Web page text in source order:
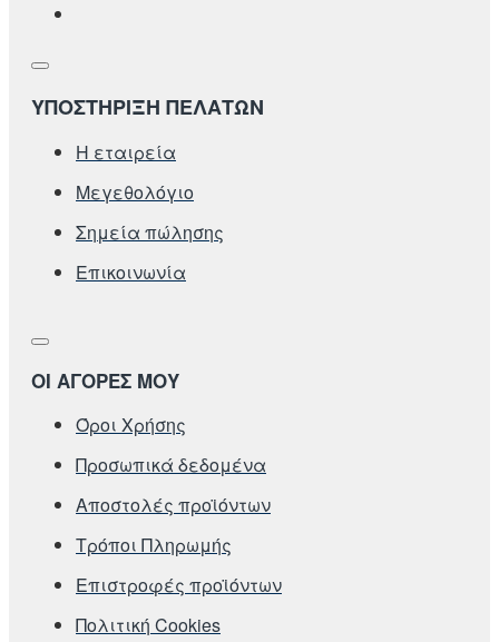
ΥΠΟΣΤΗΡΙΞΗ ΠΕΛΑΤΩΝ
Η εταιρεία
Μεγεθολόγιο
Σημεία πώλησης
Επικοινωνία
ΟΙ ΑΓΟΡΕΣ ΜΟΥ
Όροι Χρήσης
Προσωπικά δεδομένα
Αποστολές προϊόντων
Τρόποι Πληρωμής
Επιστροφές προϊόντων
Πολιτική Cookies